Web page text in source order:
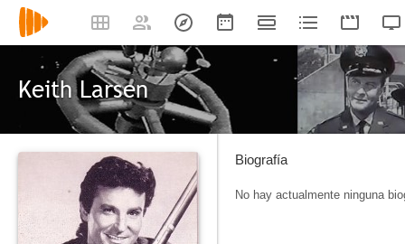
Keith Larsen
Biografía
No hay actualmente ninguna